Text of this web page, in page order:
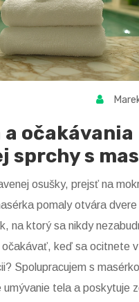
očakávania
sprchy s
osušky, prejsť na
pomaly otvára
na ktorý sa nikdy
keď sa ocitnete
Spolupracujem s
umývanie tela a poskytuje